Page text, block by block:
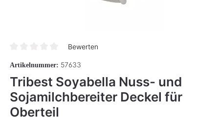
Bewerten
Artikelnummer: 57633
Tribest Soyabella Nuss- und
Sojamilchbereiter Deckel für
Oberteil